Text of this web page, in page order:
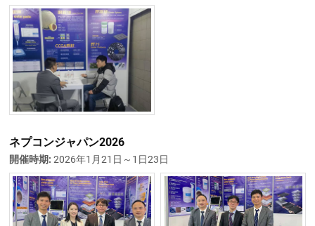
ネプコンジャパン2026
開催時期:2026年1月21日～1日23日